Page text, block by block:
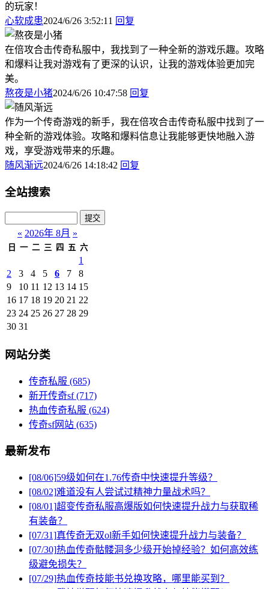
的玩家！
心软成患2024/6/26 3:52:11 回复
在倍攻合击传奇私服中，我找到了一种全新的游戏乐趣。攻略
和爆料让我对游戏有了更深的认识，让我的游戏体验更加完
美。
熬夜是小猪2024/6/26 10:47:58 回复
作为一个传奇游戏的新手，我在倍攻合击传奇私服中找到了一
种全新的游戏体验。攻略和爆料信息让我能够更快地融入游
戏，享受游戏带来的乐趣。
随风渐远2024/6/26 14:18:42 回复
全站搜索
« 2026年 8月 »
日 一 二 三 四 五 六
1
2
3 4 5 6 7
8
9
10 11 12 13 14 15
16 17 18 19 20 21 22
23 24 25 26 27 28 29
30 31
网站分类
传奇私服 (685)
新开传奇sf(717)
热血传奇私服 (624)
传奇sf网站 (635)
最新发布
[08/06]59级如何在1.76传奇中快速提升等级？
[08/02]难道没有人尝试过精神力量战术吗？
[08/01]超变传奇私服高爆版如何快速提升战力与获取稀
有装备？
[07/31]真传奇无双ol新手如何快速提升战力与装备？
[07/30]热血传奇骷髅洞多少级开始掉经验？如何高效练
级避免损失？
[07/29]热血传奇技能书兑换攻略，哪里能买到？